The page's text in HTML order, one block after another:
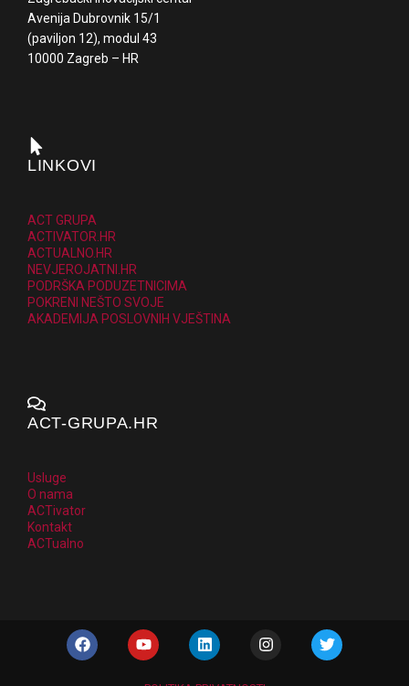
Avenija Dubrovnik 15/1
(paviljon 12), modul 43
10000 Zagreb – HR
LINKOVI
ACT GRUPA
ACTIVATOR.HR
ACTUALNO.HR
NEVJEROJATNI.HR
PODRŠKA PODUZETNICIMA
POKRENI NEŠTO SVOJE
AKADEMIJA POSLOVNIH VJEŠTINA
ACT-GRUPA.HR
Usluge
O nama
ACTivator
Kontakt
ACTualno
F
a
c
Y
o
u
L
i
n
I
n
T
w
i